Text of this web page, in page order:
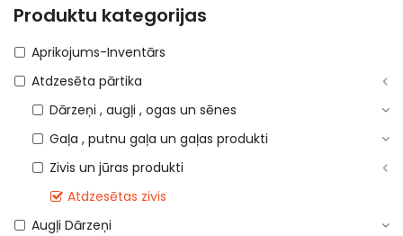
Produktu kategorijas
Aprikojums-Inventārs
Atdzesēta pārtika
Dārzeņi , augļi , ogas un sēnes
Gaļa , putnu gaļa un gaļas produkti
Zivis un jūras produkti
Atdzesētas zivis
Augļi Dārzeņi